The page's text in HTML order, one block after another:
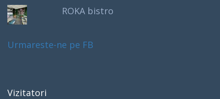
ROKA bistro
Urmareste-ne pe FB
Vizitatori